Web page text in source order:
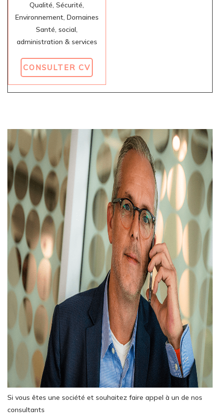
Qualité, Sécurité,
Environnement, Domaines
Santé, social,
administration & services
CONSULTER CV
Si vous êtes une société et souhaitez faire appel à un de nos
consultants